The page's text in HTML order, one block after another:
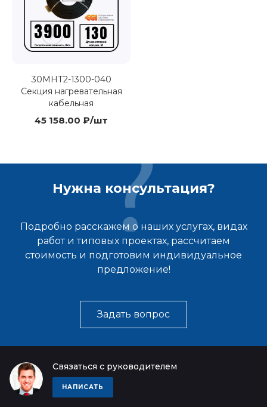
30МНТ2-1300-040
Секция нагревательная
кабельная
45 158.00 ₽/шт
Нужна консультация?
Подробно расскажем о наших услугах, видах
работ и типовых проектах, рассчитаем
стоимость и подготовим индивидуальное
предложение!
Задать вопрос
Связаться с руководителем
НАПИСАТЬ